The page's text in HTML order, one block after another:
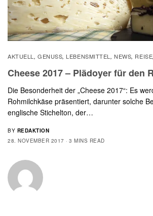
AKTUELL , GENUSS, LEBENSMITTEL ,NEWS, REISE
Cheese 2017 – Plädoyer für den
Die Besonderheit der „Cheese 2017“: Es
Rohmilchkäse präsentiert, darunter solche
englische Stichelton, der…
BY REDAKTION
28. NOVEMBER 2017
3 MINS READ